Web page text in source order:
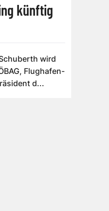
künftig
wird
Flughafen-
d...